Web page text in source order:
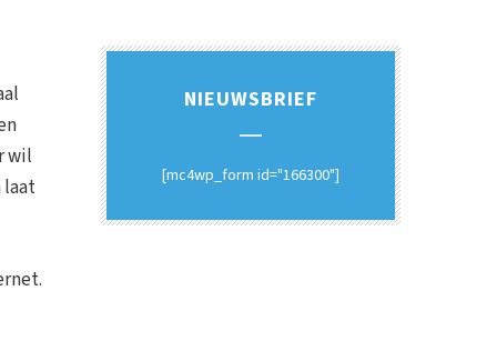
wil
laat
NIEUWSBRIEF
[mc4wp_form id="166300"]